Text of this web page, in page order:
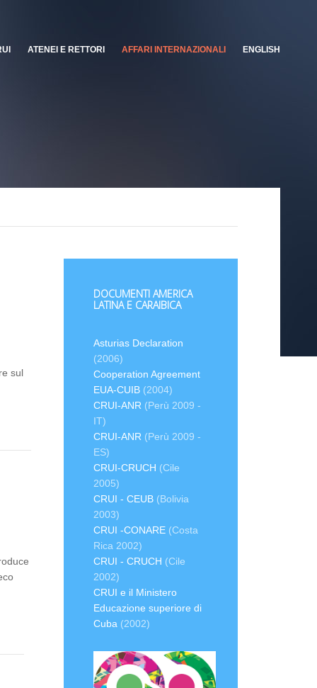
ATENEI E RETTORI AFFARI INTERNAZIONALI ENGLISH
sul
DOCUMENTI AMERICA
LATINA E CARAIBICA
Asturias Declaration
(2006)
Cooperation Agreement
EUA-CUIB(2004)
CRUI-ANR (Perù 2009 -
IT)
CRUI-ANR (Perù 2009 -
ES)
CRUI-CRUCH (Cile
2005)
CRUI - CEUB(Bolivia
2003)
CRUI -CONARE(Costa
Rica 2002)
CRUI - CRUCH (Cile
2002)
CRUI e il Ministero
Educazione superiore di
Cuba (2002)